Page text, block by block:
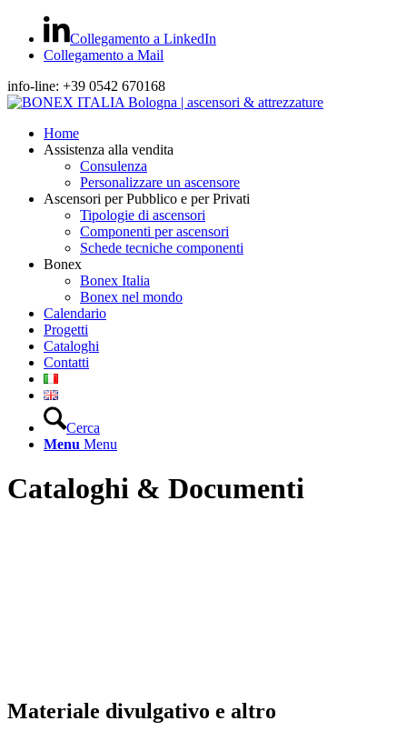
Collegamento a LinkedIn
Collegamento a Mail
info-line: +39 0542 670168
Home
Assistenza alla vendita
Consulenza
Personalizzare un ascensore
Ascensori per Pubblico e per Privati
Tipologie di ascensori
Componenti per ascensori
Schede tecniche componenti
Bonex
Bonex Italia
Bonex nel mondo
Calendario
Progetti
Cataloghi
Contatti
Cerca
Menu Menu
Cataloghi & Documenti
Materiale divulgativo e altro